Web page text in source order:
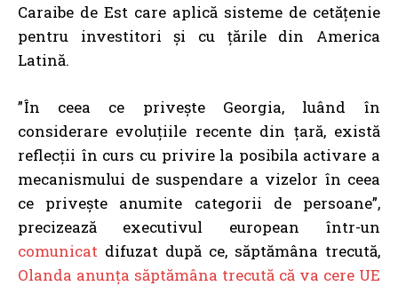
Caraibe de Est care aplică sisteme de cetățenie
pentru investitori și cu țările din America
Latină.
”În ceea ce privește Georgia, luând în
considerare evoluțiile recente din țară, există
reflecții în curs cu privire la posibila activare a
mecanismului de suspendare a vizelor în ceea
ce privește anumite categorii de persoane”,
precizează executivul european într-un
comunicat difuzat după ce, săptămâna trecută,
Olanda anunța săptămâna trecută că va cere UE